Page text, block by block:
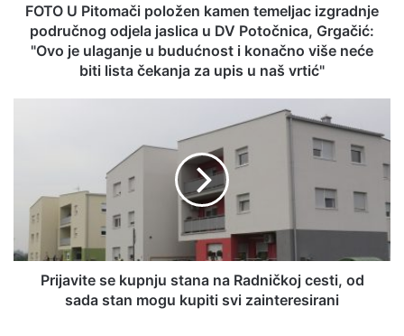
FOTO U Pitomači položen kamen temeljac izgradnje
područnog odjela jaslica u DV Potočnica, Grgačić:
"Ovo je ulaganje u budućnost i konačno više neće
biti lista čekanja za upis u naš vrtić"
Prijavite se kupnju stana na Radničkoj cesti, od
sada stan mogu kupiti svi zainteresirani